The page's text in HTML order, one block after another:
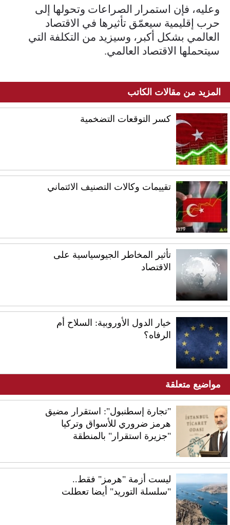
وعليه، فإن استمرار الصراعات وتحولها إلى
حرب إقليمية سيعمّق تأثيرها في الاقتصاد
العالمي بشكل أكبر، وسيزيد من التكلفة التي
سيتحملها الاقتصاد العالمي.
المزيد من مقالات الكاتب
كسر التوقعات التضخمية
تقييمات وكالات التصنيف الائتماني
تأثير المخاطر الجيوسياسية على
الاقتصاد
خيار الدول الأوروبية: السلاح أم
الرفاه؟
مواضيع متعلقة
"تجارة إسطنبول": استقرار مضيق
هرمز ضروري للأسواق وتركيا
"جزيرة استقرار" بالمنطقة
ليست أزمة "هرمز" فقط..
"سلسلة التوريد" أيضا تعطلت